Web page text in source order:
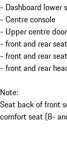
- Dashboard lower
- Centre console
- Upper centre
- front and rear
- front and rear
- front and rear
Note:
Seat back of front
comfort seat (8-